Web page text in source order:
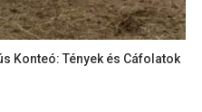
Konteó: Tények és Cáfolatok